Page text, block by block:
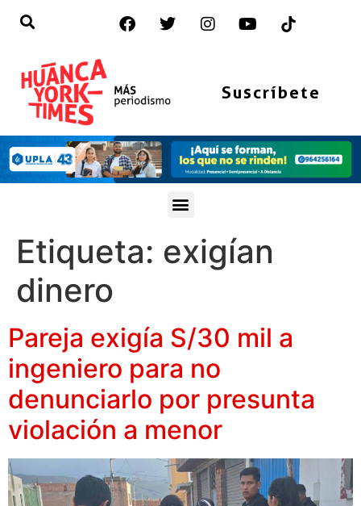
Suscríbete
Etiqueta: exigían
dinero
Pareja exigía S/30 mil a
ingeniero para no
denunciarlo por presunta
violación a menor